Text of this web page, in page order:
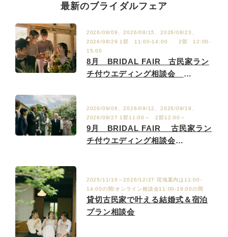
最新のブライダルフェア
2026/08/09、2026/08/15、2026/08/23、
2026/08/29 1部 11:00-14:00 2部 12:00-
15:00
8月 BRIDAL FAIR 古民家ラン
チ付ウエディング相談会
2026/09/06、2026/09/12、2026/09/19、
2026/09/27 1部11:00～ 2部12:00～
9月 BRIDAL FAIR 古民家ラン
チ付ウエディング相談会
2025/11/10～2026/12/27 現地案内は11:00-
14:00の間/オンライン相談会11:00-19:00の間
貸切古民家で叶える結婚式＆宿泊
プラン相談会